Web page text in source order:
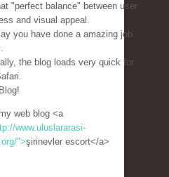
"perfect balance" between user
and visual appeal.
you have done a amazing job
the blog loads very quick for
web blog <a
www.uluslararasi-
">şirinevler escort</a>